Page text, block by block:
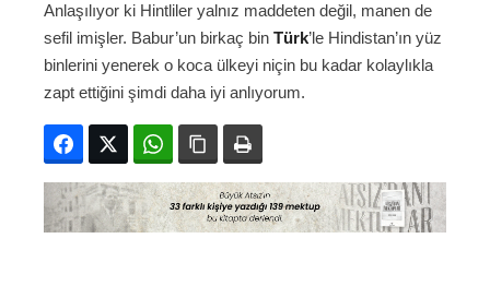
Anlaşılıyor ki Hintliler yalnız maddeten değil, manen de
sefil imişler. Babur’un birkaç bin Türk’le Hindistan’ın yüz
binlerini yenerek o koca ülkeyi niçin bu kadar kolaylıkla
zapt ettiğini şimdi daha iyi anlıyorum.
FacebookTwitter WhatsAppBağlanıyı kopyala